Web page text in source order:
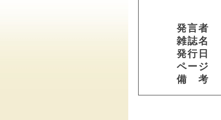
発言者
雑誌名
発行日
ページ
備 考